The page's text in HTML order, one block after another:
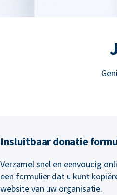
Insluitbaar donatie
Verzamel snel en eenvoudig
een formulier dat u kunt
website van uw organisatie.